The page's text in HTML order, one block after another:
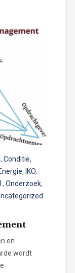
, Conditie,
, IKO,
, Onderzoek,
en
wordt